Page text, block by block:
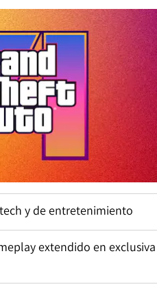
y de entretenimiento
extendido en exclusiva